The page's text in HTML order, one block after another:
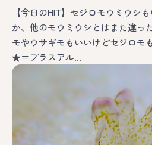
【今日のHIT】セジロモウミウシ
か、他のモウミウシとはまた違っ
モやウサギモもいいけどセジロ
★＝プラスアル…